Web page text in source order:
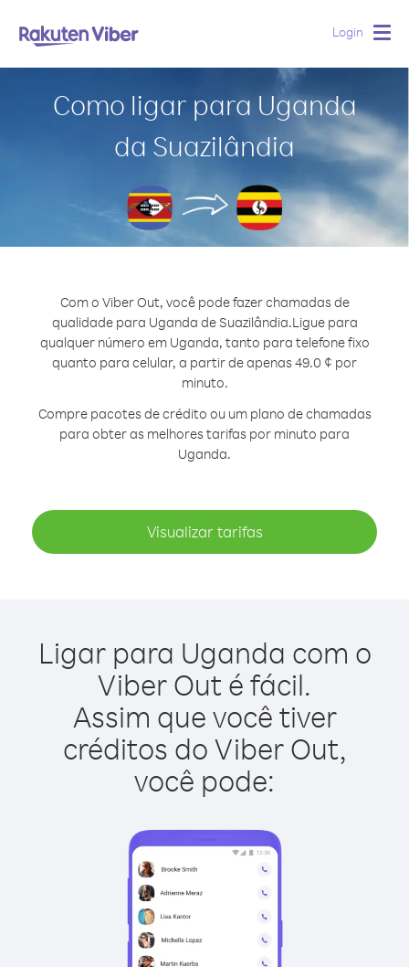
Login
Como ligar para Uganda
da Suazilândia
Com o Viber Out, você pode fazer chamadas de
qualidade para Uganda de Suazilândia.Ligue para
qualquer número em Uganda, tanto para telefone fixo
quanto para celular, a partir de apenas 49.0 ¢ por
minuto.
Compre pacotes de crédito ou um plano de chamadas
para obter as melhores tarifas por minuto para
Uganda.
Visualizar tarifas
Ligar para Uganda com o
Viber Out é fácil.
Assim que você tiver
créditos do Viber Out,
você pode: